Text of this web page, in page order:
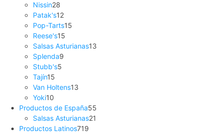
Nissin28
Patak's12
Pop-Tarts15
Reese's15
Salsas Asturianas13
Splenda9
Stubb's5
Tajín15
Van Holtens13
Yoki10
Productos de España55
Salsas Asturianas21
Productos Latinos719